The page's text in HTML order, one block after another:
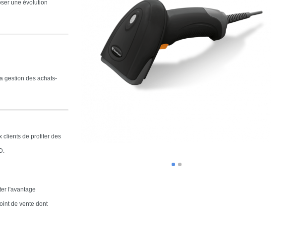
une évolution
gestion des achats-
clients de profiter des
l'avantage
de vente dont